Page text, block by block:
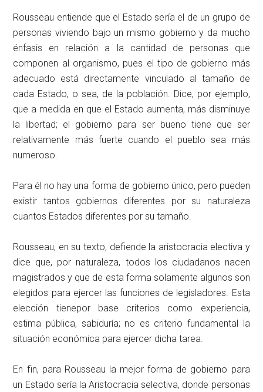
Rousseau entiende que el Estado sería el de un grupo de
personas viviendo bajo un mismo gobierno y da mucho
énfasis en relación a la cantidad de personas que
componen al organismo, pues el tipo de gobierno más
adecuado está directamente vinculado al tamaño de
cada Estado, o sea, de la población. Dice, por ejemplo,
que a medida en que el Estado aumenta, más disminuye
la libertad; el gobierno para ser bueno tiene que ser
relativamente más fuerte cuando el pueblo sea más
numeroso.
Para él no hay una forma de gobierno único, pero pueden
existir tantos gobiernos diferentes por su naturaleza
cuantos Estados diferentes por su tamaño.
Rousseau, en su texto, defiende la aristocracia electiva y
dice que, por naturaleza, todos los ciudadanos nacen
magistrados y que de esta forma solamente algunos son
elegidos para ejercer las funciones de legisladores. Esta
elección tienepor base criterios como experiencia,
estima pública, sabiduría; no es criterio fundamental la
situación económica para ejercer dicha tarea.
En fin, para Rousseau la mejor forma de gobierno para
un Estado sería la Aristocracia selectiva, donde personas